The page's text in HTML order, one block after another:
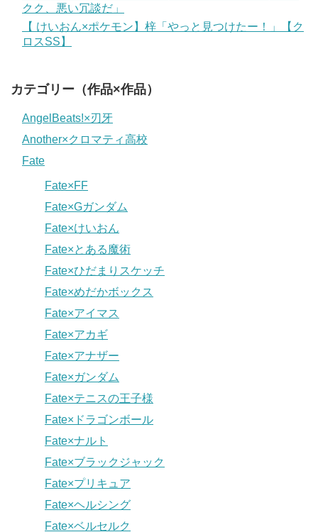
クク、悪い冗談だ」
【 けいおん×ポケモン】梓「やっと見つけたー！」【ク
ロスSS】
カテゴリー（作品×作品）
AngelBeats!×刃牙
Another×クロマティ高校
Fate
Fate×FF
Fate×Gガンダム
Fate×けいおん
Fate×とある魔術
Fate×ひだまりスケッチ
Fate×めだかボックス
Fate×アイマス
Fate×アカギ
Fate×アナザー
Fate×ガンダム
Fate×テニスの王子様
Fate×ドラゴンボール
Fate×ナルト
Fate×ブラックジャック
Fate×プリキュア
Fate×ヘルシング
Fate×ベルセルク